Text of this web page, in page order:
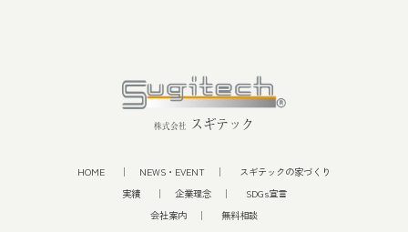
株式会社 スギテック
HOME NEWS・EVENT
スギテックの家づくり
実績
企業理念
SDGs宣言
会社案内
無料相談